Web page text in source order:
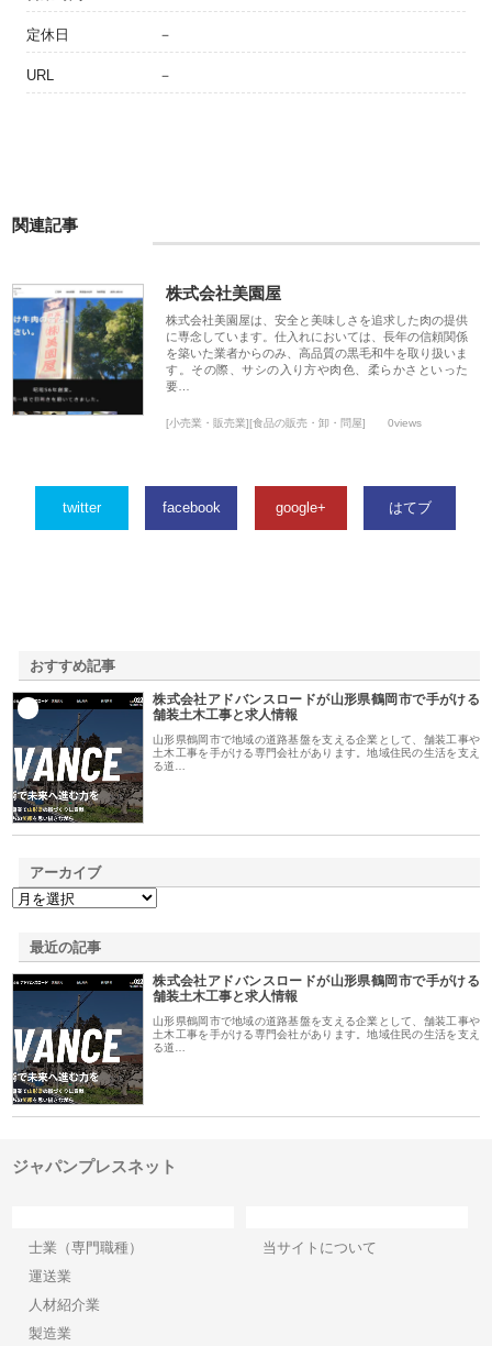
定休日 －
URL －
関連記事
株式会社美園屋
株式会社美園屋は、安全と美味しさを追求した肉の提供
に専念しています。仕入れにおいては、長年の信頼関係
を築いた業者からのみ、高品質の黒毛和牛を取り扱いま
す。その際、サシの入り方や肉色、柔らかさといった
要…
[小売業・販売業][食品の販売・卸・問屋] 0views
twitter facebook google+ はてブ
おすすめ記事
株式会社アドバンスロードが山形県鶴岡市で手がける
舗装土木工事と求人情報
山形県鶴岡市で地域の道路基盤を支える企業として、舗装工事や
土木工事を手がける専門会社があります。地域住民の生活を支え
る道…
アーカイブ
最近の記事
株式会社アドバンスロードが山形県鶴岡市で手がける
舗装土木工事と求人情報
山形県鶴岡市で地域の道路基盤を支える企業として、舗装工事や
土木工事を手がける専門会社があります。地域住民の生活を支え
る道…
ジャパンプレスネット
士業（専門職種）
運送業
人材紹介業
製造業
当サイトについて